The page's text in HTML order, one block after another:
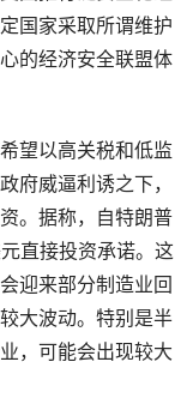
国家采取所谓维护
的经济安全联盟体
望以高关税和低监
府威逼利诱之下，
。据称，自特朗普
直接投资承诺。这
迎来部分制造业回
大波动。特别是半
，可能会出现较大